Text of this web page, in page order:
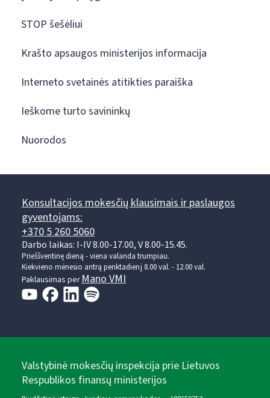
STOP šešėliui
Krašto apsaugos ministerijos informacija
Interneto svetainės atitikties paraiška
Ieškome turto savininkų
Nuorodos
Konsultacijos mokesčių klausimais ir paslaugos
gyventojams:
+370 5 260 5060
Darbo laikas: I-IV 8.00-17.00, V 8.00-15.45.
Prieššventinę dieną - viena valanda trumpiau.
Kiekvieno mėnesio antrą penktadienį 8.00 val. - 12.00 val.
Paklausimas perMano VMI
Valstybinė mokesčių inspekcija prie Lietuvos
Respublikos finansų ministerijos